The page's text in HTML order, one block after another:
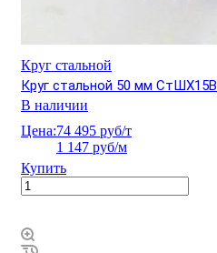
Круг стальной
Круг стальной 50 мм СтШХ15В
В наличии
Цена:74 495 руб/т
1 147 руб/м
Купить